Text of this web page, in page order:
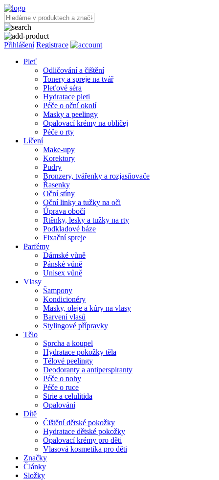
Přihlášení Registrace
Pleť
Odličování a čištění
Tonery a spreje na tvář
Pleťové séra
Hydratace pleti
Péče o oční okolí
Masky a peelingy
Opalovací krémy na obličej
Péče o rty
Líčení
Make-upy
Korektory
Pudry
Bronzery, tvářenky a rozjasňovače
Řasenky
Oční stíny
Oční linky a tužky na oči
Úprava obočí
Rtěnky, lesky a tužky na rty
Podkladové báze
Fixační spreje
Parfémy
Dámské vůně
Pánské vůně
Unisex vůně
Vlasy
Šampony
Kondicionéry
Masky, oleje a kúry na vlasy
Barvení vlasů
Stylingové přípravky
Tělo
Sprcha a koupel
Hydratace pokožky těla
Tělové peelingy
Deodoranty a antiperspiranty
Péče o nohy
Péče o ruce
Strie a celulitida
Opalování
Dítě
Čištění dětské pokožky
Hydratace dětské pokožky
Opalovací krémy pro děti
Vlasová kosmetika pro děti
Značky
Články
Složky